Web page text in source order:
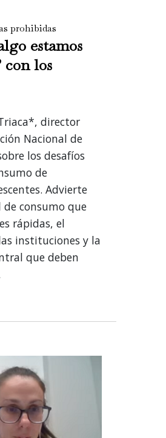
prohibidas
estamos
con los
director
Nacional de
los desafíos
de
Advierte
de consumo que
rápidas, el
instituciones y la
que deben